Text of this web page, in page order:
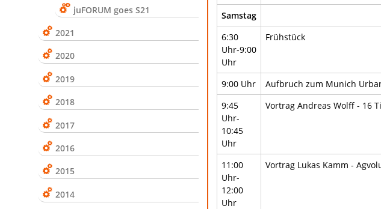
juFORUM goes S21
2021
2020
2019
2018
2017
2016
2015
2014
Samstag
6:30
Uhr-9:00
Uhr
Frühstück
9:00 Uhr
Aufbruch zum Munich
9:45
Uhr-
10:45
Uhr
Vortrag Andreas Wolff - 16
11:00
Uhr-
12:00
Uhr
Vortrag Lukas Kamm -